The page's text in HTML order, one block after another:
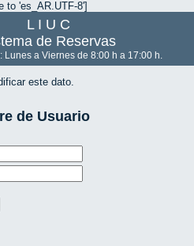
to 'es_AR.UTF-8']
L I U C
de Reservas
Lunes a Viernes de 8:00 h a 17:00 h.
este dato.
de Usuario